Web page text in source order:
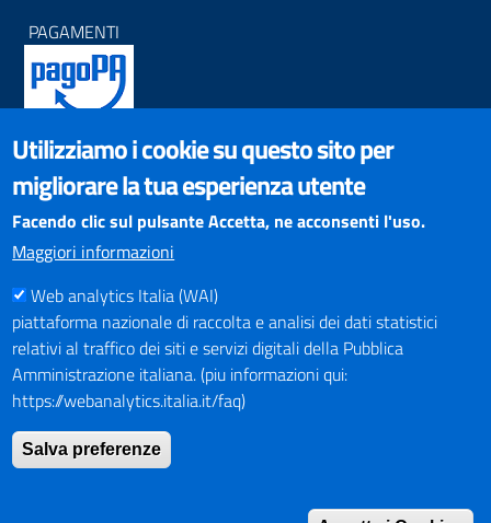
PAGAMENTI
SOCIAL NETWORKS
Pagina Facebook
Profilo Instagram
Canale YouTube
Mappa del Sito
Indirizzario
Utilizziamo i cookie su questo sito per
migliorare la tua esperienza utente
Facendo clic sul pulsante Accetta, ne acconsenti l'uso.
Maggiori informazioni
Web analytics Italia (WAI)
piattaforma nazionale di raccolta e analisi dei dati statistici
relativi al traffico dei siti e servizi digitali della Pubblica
Amministrazione italiana. (piu informazioni qui:
https://webanalytics.italia.it/faq)
Salva preferenze